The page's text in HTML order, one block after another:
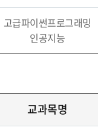
고급파이썬프로그래밍
인공지능
교과목명